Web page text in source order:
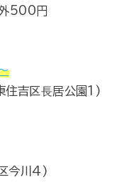
外500円
住吉区⻑居公園1)
今川4)